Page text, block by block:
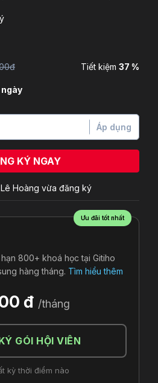
Tiết kiệm 37 %
ngày
Áp dụng
KÝ NGAY
Hoàng vừa đăng ký
Ưu đãi tốt nhất
800+ khoá học tại Gitiho
hàng tháng. Tìm hiểu thêm
đ /tháng
GÓI HỘI VIÊN
kỳ thời điểm nào